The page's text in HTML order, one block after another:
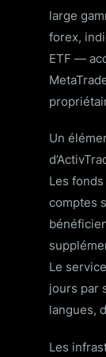
large
forex,
ETF —
Un
Les
comptes
Le
jours par
langues,
Les